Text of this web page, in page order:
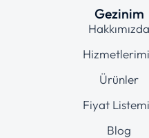
Gezinim
Hakkımızda
Ürünler
Fiyat
Blog